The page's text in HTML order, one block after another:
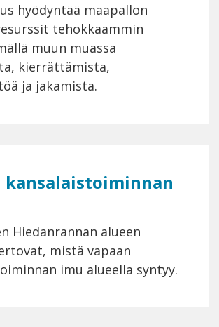
hyödyntää maapallon
tehokkaammin
muun muassa
kierrättämista,
ja jakamista.
kansalaistoiminnan
Hiedanrannan alueen
mistä vapaan
imu alueella syntyy.